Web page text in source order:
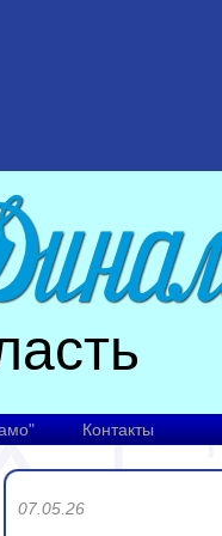
Контакты
07.05.26